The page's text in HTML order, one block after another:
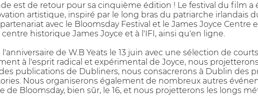
est de retour pour sa cinquième édition ! Le festival du film a
artistique, inspiré par le long bras du patriarche irlandais
avec le Bloomsday Festival et le James Joyce Centre
historique James Joyce et à l'IFI, ainsi qu'en ligne.
de W.B Yeats le 13 juin avec une sélection de
à l'esprit radical et expérimental de Joyce, nous
publications de Dubliners, nous consacrerons à Dublin des
Nous organiserons également de nombreux autres
de Bloomsday, bien sûr, le 16, et nous projetterons les longs